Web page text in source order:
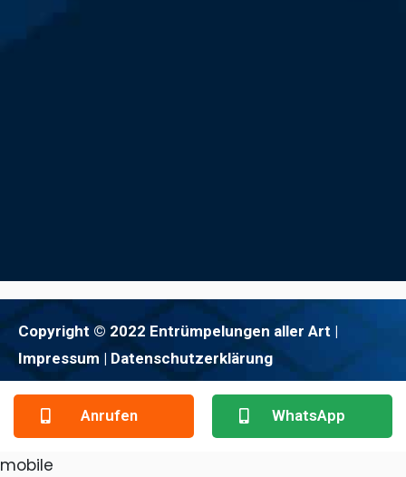
Copyright © 2022 Entrümpelungen aller Art |
Impressum | Datenschutzerklärung
Anrufen WhatsApp